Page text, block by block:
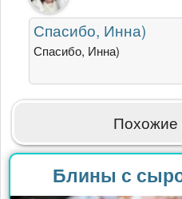
Очень
аппетитно
от
Кондрашова
Спасибо, Инна)
Спасибо, Инна)
Похожие
Блины с